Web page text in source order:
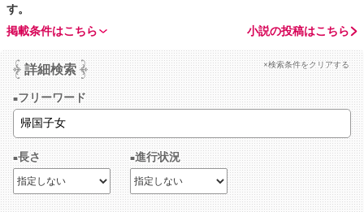
す。
小説の投稿はこちら
掲載条件はこちら
詳細検索 ×検索条件をクリアする
フリーワード
長さ 進行状況